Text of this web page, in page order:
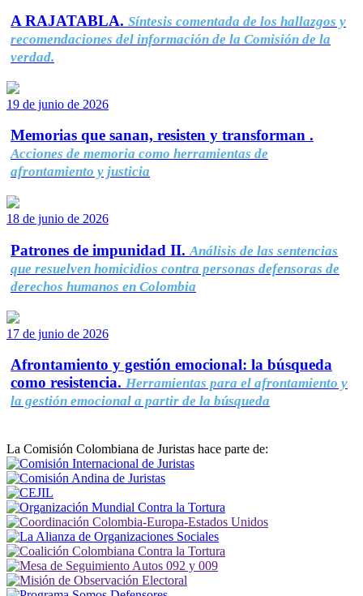
A RAJATABLA. Síntesis comentada de los hallazgos y
recomendaciones del información de la Comisión de la
verdad.
19 de junio de 2026
Memorias que sanan, resisten y transforman .
Acciones de memoria como herramientas de
afrontamiento y justicia
18 de junio de 2026
Patrones de impunidad II. Análisis de las sentencias
que resuelven homicidios contra personas defensoras de
derechos humanos en Colombia
17 de junio de 2026
Afrontamiento y gestión emocional: la búsqueda
como resistencia. Herramientas para el afrontamiento y
la gestión emocional a partir de la búsqueda
La Comisión Colombiana de Juristas hace parte de: